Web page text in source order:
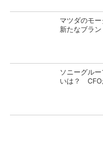
マツダのモー
新たなブラ
ソニーグル
いは？ CFO